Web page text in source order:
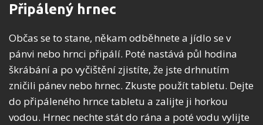
Připálený hrnec
Občas se to stane, někam odběhnete a jídlo se v
pánvi nebo hrnci připálí. Poté nastává půl hodina
škrábání a po vyčištění zjistíte, že jste drhnutím
zničili pánev nebo hrnec. Zkuste použít tabletu. Dejte
do připáleného hrnce tabletu a zalijte ji horkou
vodou. Hrnec nechte stát do rána a poté vodu vylijte